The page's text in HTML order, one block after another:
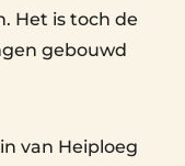
Het is toch de
gebouwd
van Heiploeg